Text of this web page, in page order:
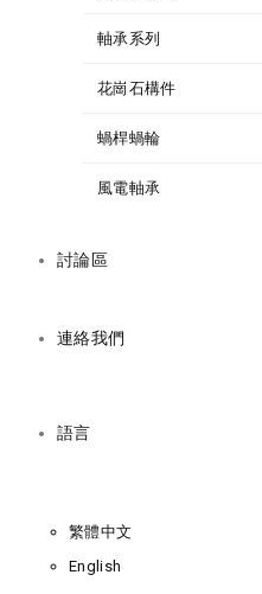
軸承系列
花崗石構件
蝸桿蝸輪
風電軸承
討論區
連絡我們
語言
繁體中文
English